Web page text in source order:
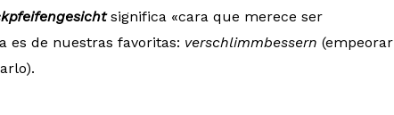
significa «cara que merece ser
es de nuestras favoritas: verschlimmbessern (empeorar